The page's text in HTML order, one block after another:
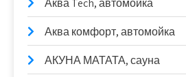
Аква Tech, автомойка
Аква комфорт, автомойка
АКУНА МАТАТА, сауна